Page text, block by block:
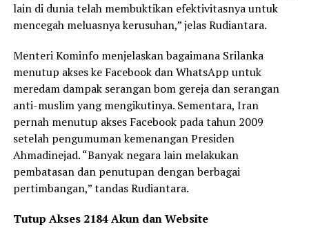
lain di dunia telah membuktikan efektivitasnya untuk
mencegah meluasnya kerusuhan,” jelas Rudiantara.
Menteri Kominfo menjelaskan bagaimana Srilanka
menutup akses ke Facebook dan WhatsApp untuk
meredam dampak serangan bom gereja dan serangan
anti-muslim yang mengikutinya. Sementara, Iran
pernah menutup akses Facebook pada tahun 2009
setelah pengumuman kemenangan Presiden
Ahmadinejad. “Banyak negara lain melakukan
pembatasan dan penutupan dengan berbagai
pertimbangan,” tandas Rudiantara.
Tutup Akses 2184 Akun dan Website